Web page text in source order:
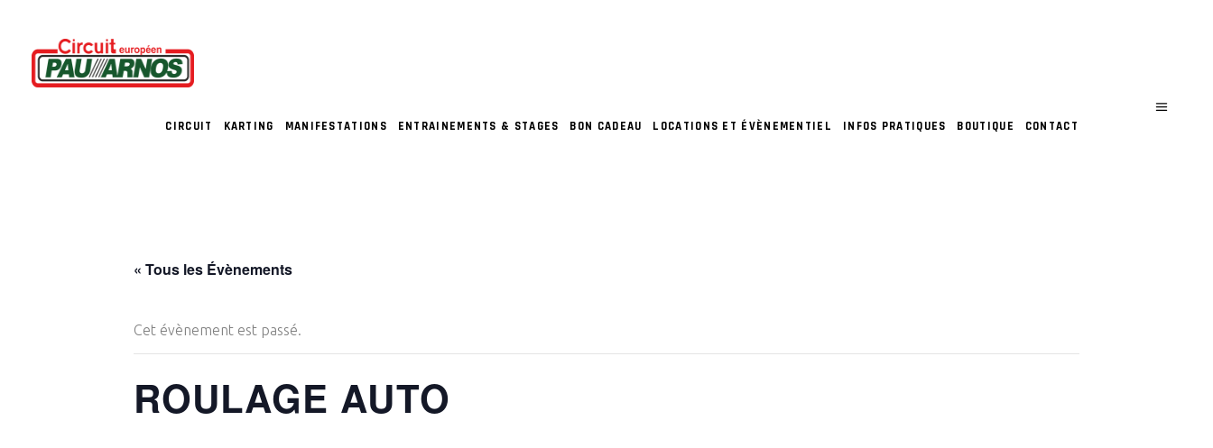
CIRCUIT KARTING MANIFESTATIONS ENTRAINEMENTS & STAGES BON CADEAU LOCATIONS ET ÉVÈNEMENTIEL INFOS PRATIQUES BOUTIQUE CONTACT
« Tous les Évènements
Cet évènement est passé.
ROULAGE AUTO